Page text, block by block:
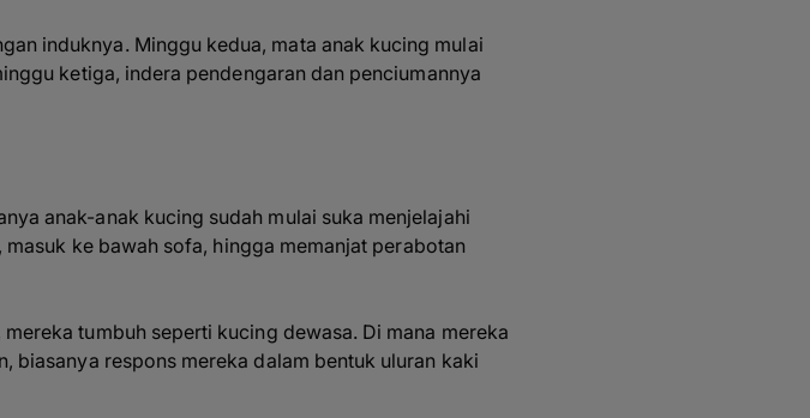
induknya. Minggu kedua, mata anak kucing mulai
ketiga, indera pendengaran dan penciumannya
anak-anak kucing sudah mulai suka menjelajahi
ke bawah sofa, hingga memanjat perabotan
tumbuh seperti kucing dewasa. Di mana mereka
biasanya respons mereka dalam bentuk uluran kaki